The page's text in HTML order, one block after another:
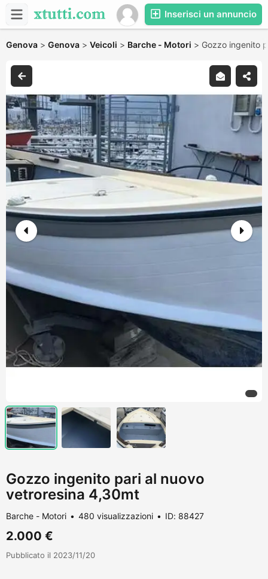
Inserisci un annuncio
Genova > Genova > Veicoli > Barche - Motori > Gozzo ingenito
Gozzo ingenito pari al nuovo
vetroresina 4,30mt
Barche - Motori 480 visualizzazioni ID: 88427
2.000 €
Pubblicato il 2023/11/20